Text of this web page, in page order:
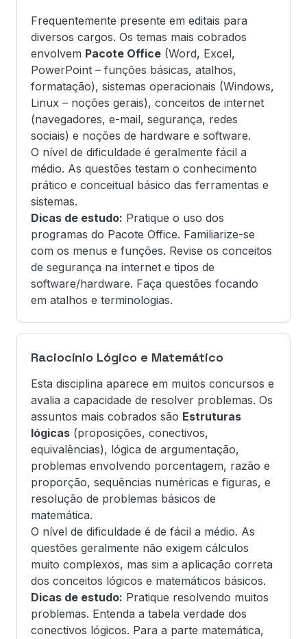
Frequentemente presente em editais para
diversos cargos. Os temas mais cobrados
envolvem Pacote Office (Word, Excel,
PowerPoint – funções básicas, atalhos,
formatação), sistemas operacionais (Windows,
Linux – noções gerais), conceitos de internet
(navegadores, e-mail, segurança, redes
sociais) e noções de hardware e software.
O nível de dificuldade é geralmente fácil a
médio. As questões testam o conhecimento
prático e conceitual básico das ferramentas e
sistemas.
Dicas de estudo: Pratique o uso dos
programas do Pacote Office. Familiarize-se
com os menus e funções. Revise os conceitos
de segurança na internet e tipos de
software/hardware. Faça questões focando
em atalhos e terminologias.
Raciocínio Lógico e Matemático
Esta disciplina aparece em muitos concursos e
avalia a capacidade de resolver problemas. Os
assuntos mais cobrados são Estruturas
lógicas (proposições, conectivos,
equivalências), lógica de argumentação,
problemas envolvendo porcentagem, razão e
proporção, sequências numéricas e figuras, e
resolução de problemas básicos de
matemática.
O nível de dificuldade é de fácil a médio. As
questões geralmente não exigem cálculos
muito complexos, mas sim a aplicação correta
dos conceitos lógicos e matemáticos básicos.
Dicas de estudo: Pratique resolvendo muitos
problemas. Entenda a tabela verdade dos
conectivos lógicos. Para a parte matemática,